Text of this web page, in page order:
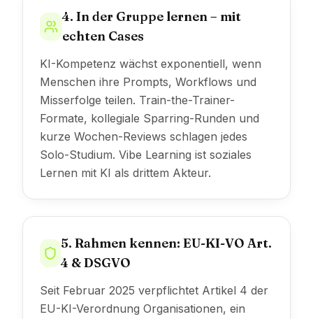
4. In der Gruppe lernen – mit
echten Cases
KI-Kompetenz wächst exponentiell, wenn
Menschen ihre Prompts, Workflows und
Misserfolge teilen. Train-the-Trainer-
Formate, kollegiale Sparring-Runden und
kurze Wochen-Reviews schlagen jedes
Solo-Studium. Vibe Learning ist soziales
Lernen mit KI als drittem Akteur.
5. Rahmen kennen: EU-KI-VO Art.
4 & DSGVO
Seit Februar 2025 verpflichtet Artikel 4 der
EU-KI-Verordnung Organisationen, ein